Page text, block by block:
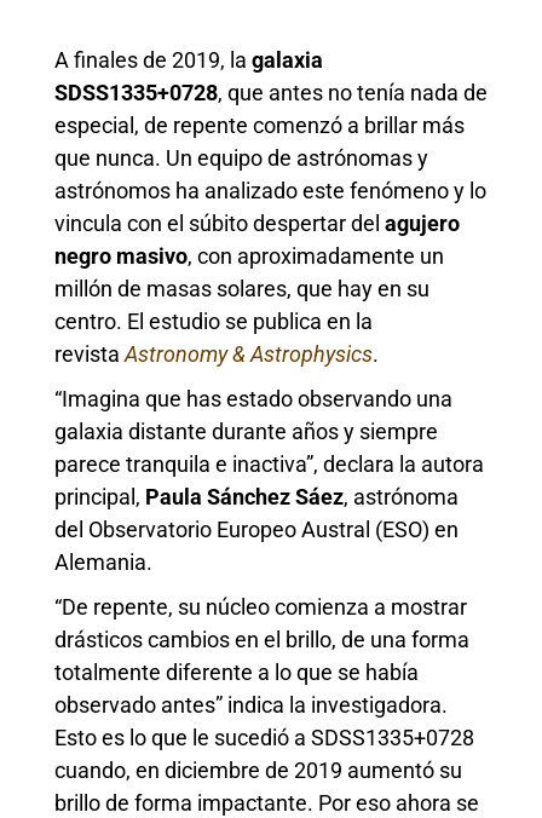
A finales de 2019, la galaxia
SDSS1335+0728, que antes no tenía nada de
especial, de repente comenzó a brillar más
que nunca. Un equipo de astrónomas y
astrónomos ha analizado este fenómeno y lo
vincula con el súbito despertar del agujero
negro masivo, con aproximadamente un
millón de masas solares, que hay en su
centro. El estudio se publica en la
revista Astronomy & Astrophysics.
“Imagina que has estado observando una
galaxia distante durante años y siempre
parece tranquila e inactiva”, declara la autora
principal, Paula Sánchez Sáez, astrónoma
del Observatorio Europeo Austral (ESO) en
Alemania.
“De repente, su núcleo comienza a mostrar
drásticos cambios en el brillo, de una forma
totalmente diferente a lo que se había
observado antes” indica la investigadora.
Esto es lo que le sucedió a SDSS1335+0728
cuando, en diciembre de 2019 aumentó su
brillo de forma impactante. Por eso ahora se